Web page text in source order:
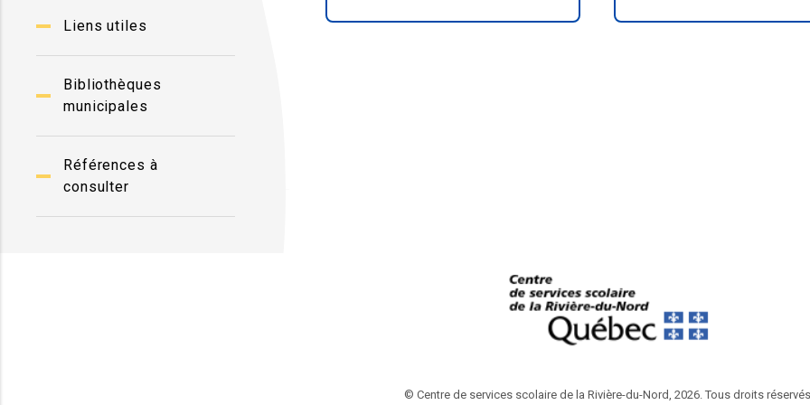
Liens utiles
Bibliothèques
municipales
Références à
consulter
© Centre de services scolaire de la Rivière-du-Nord, 2026. Tous droits réservés